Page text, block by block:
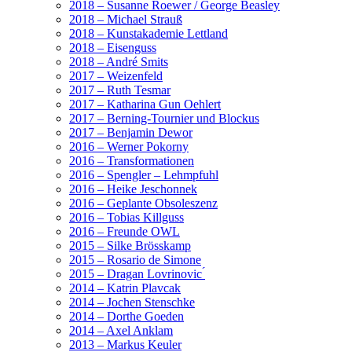
2018 – Susanne Roewer / George Beasley
2018 – Michael Strauß
2018 – Kunstakademie Lettland
2018 – Eisenguss
2018 – André Smits
2017 – Weizenfeld
2017 – Ruth Tesmar
2017 – Katharina Gun Oehlert
2017 – Berning-Tournier und Blockus
2017 – Benjamin Dewor
2016 – Werner Pokorny
2016 – Transformationen
2016 – Spengler – Lehmpfuhl
2016 – Heike Jeschonnek
2016 – Geplante Obsoleszenz
2016 – Tobias Killguss
2016 – Freunde OWL
2015 – Silke Brösskamp
2015 – Rosario de Simone
2015 – Dragan Lovrinovic ́
2014 – Katrin Plavcak
2014 – Jochen Stenschke
2014 – Dorthe Goeden
2014 – Axel Anklam
2013 – Markus Keuler